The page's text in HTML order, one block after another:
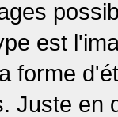
est
forme
Juste en